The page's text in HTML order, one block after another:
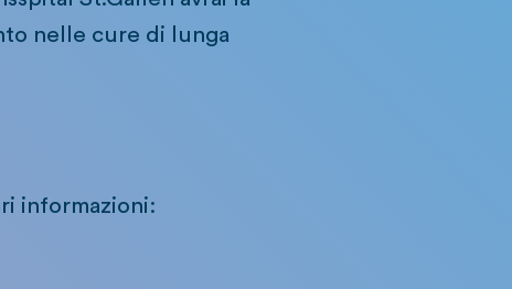
nelle cure di lunga
informazioni: